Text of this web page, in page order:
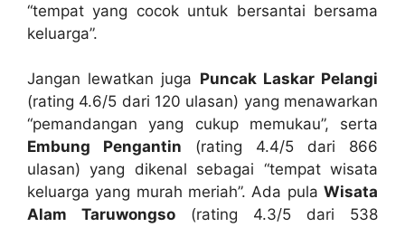
“tempat yang cocok untuk bersantai bersama
keluarga”.
Jangan lewatkan juga Puncak Laskar Pelangi
(rating 4.6/5 dari 120 ulasan) yang menawarkan
“pemandangan yang cukup memukau”, serta
Embung Pengantin (rating 4.4/5 dari 866
ulasan) yang dikenal sebagai “tempat wisata
keluarga yang murah meriah”. Ada pula Wisata
Alam Taruwongso (rating 4.3/5 dari 538